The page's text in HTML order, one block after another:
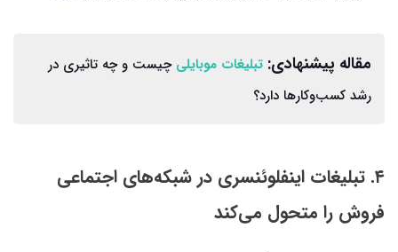
مقاله پیشنهادی: تبلیغات موبایلی چیست و چه تاثیری در
رشد کسب‌وکارها دارد؟
۴. تبلیغات اینفلوئنسری در شبکه‌های اجتماعی
فروش را متحول می‌کند